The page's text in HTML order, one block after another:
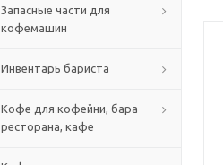
Запасные части для
кофемашин
Инвентарь бариста
Кофе для кофейни, бара
ресторана, кафе